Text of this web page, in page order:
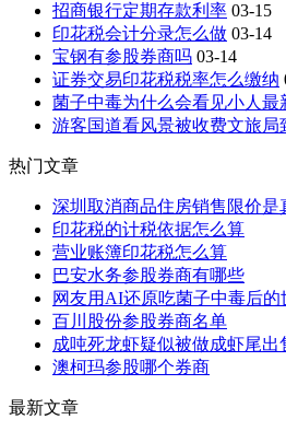
招商银行定期存款利率 03-15
印花税会计分录怎么做 03-14
宝钢有参股券商吗 03-14
证券交易印花税税率怎么缴纳
菌子中毒为什么会看见小人最
游客国道看风景被收费文旅局
热门文章
深圳取消商品住房销售限价是
印花税的计税依据怎么算
营业账簿印花税怎么算
巴安水务参股券商有哪些
网友用AI还原吃菌子中毒后的
百川股份参股券商名单
成吨死龙虾疑似被做成虾尾出
澳柯玛参股哪个券商
最新文章